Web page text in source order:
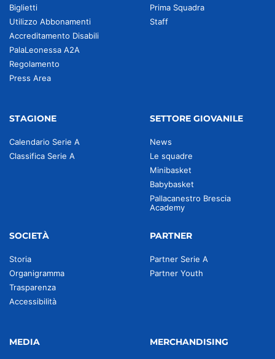
Biglietti
Utilizzo Abbonamenti
Accreditamento Disabili
PalaLeonessa A2A
Regolamento
Press Area
Prima Squadra
Staff
STAGIONE
Calendario Serie A
Classifica Serie A
SETTORE GIOVANILE
News
Le squadre
Minibasket
Babybasket
Pallacanestro Brescia
Academy
SOCIETÀ
Storia
Organigramma
Trasparenza
Accessibilità
PARTNER
Partner Serie A
Partner Youth
MEDIA MERCHANDISING